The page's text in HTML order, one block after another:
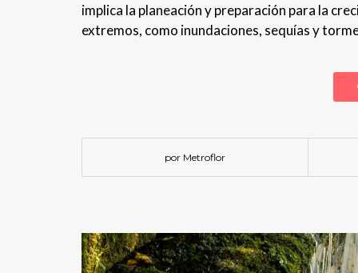
implica la planeación y preparación para la
extremos, como inundaciones, sequías y
por Metroflor